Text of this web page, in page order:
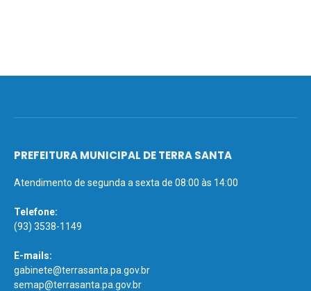
PREFEITURA MUNICIPAL DE TERRA SANTA
Atendimento de segunda a sexta de 08:00 às 14:00
Telefone:
(93) 3538-1149
E-mails:
gabinete@terrasanta.pa.gov.br
semap@terrasanta.pa.gov.br